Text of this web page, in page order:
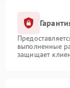
выполненные
защищает